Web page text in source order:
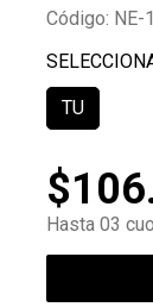
Código: NE-
TU
$106
Hasta 03